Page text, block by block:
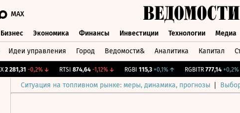
MAX
Бизнес Экономика Финансы Инвестиции Технологии Медиа
Идеи управления Город Ведомости& Аналитика Капитал
2 281,31 -0,2%↓ RTSI 874,64 -1,12%↓ RGBI 115,3 +0,1%↑ RGBITR 777,14 +0,2%
Ситуация на топливном рынке: меры, динамика, прогнозы